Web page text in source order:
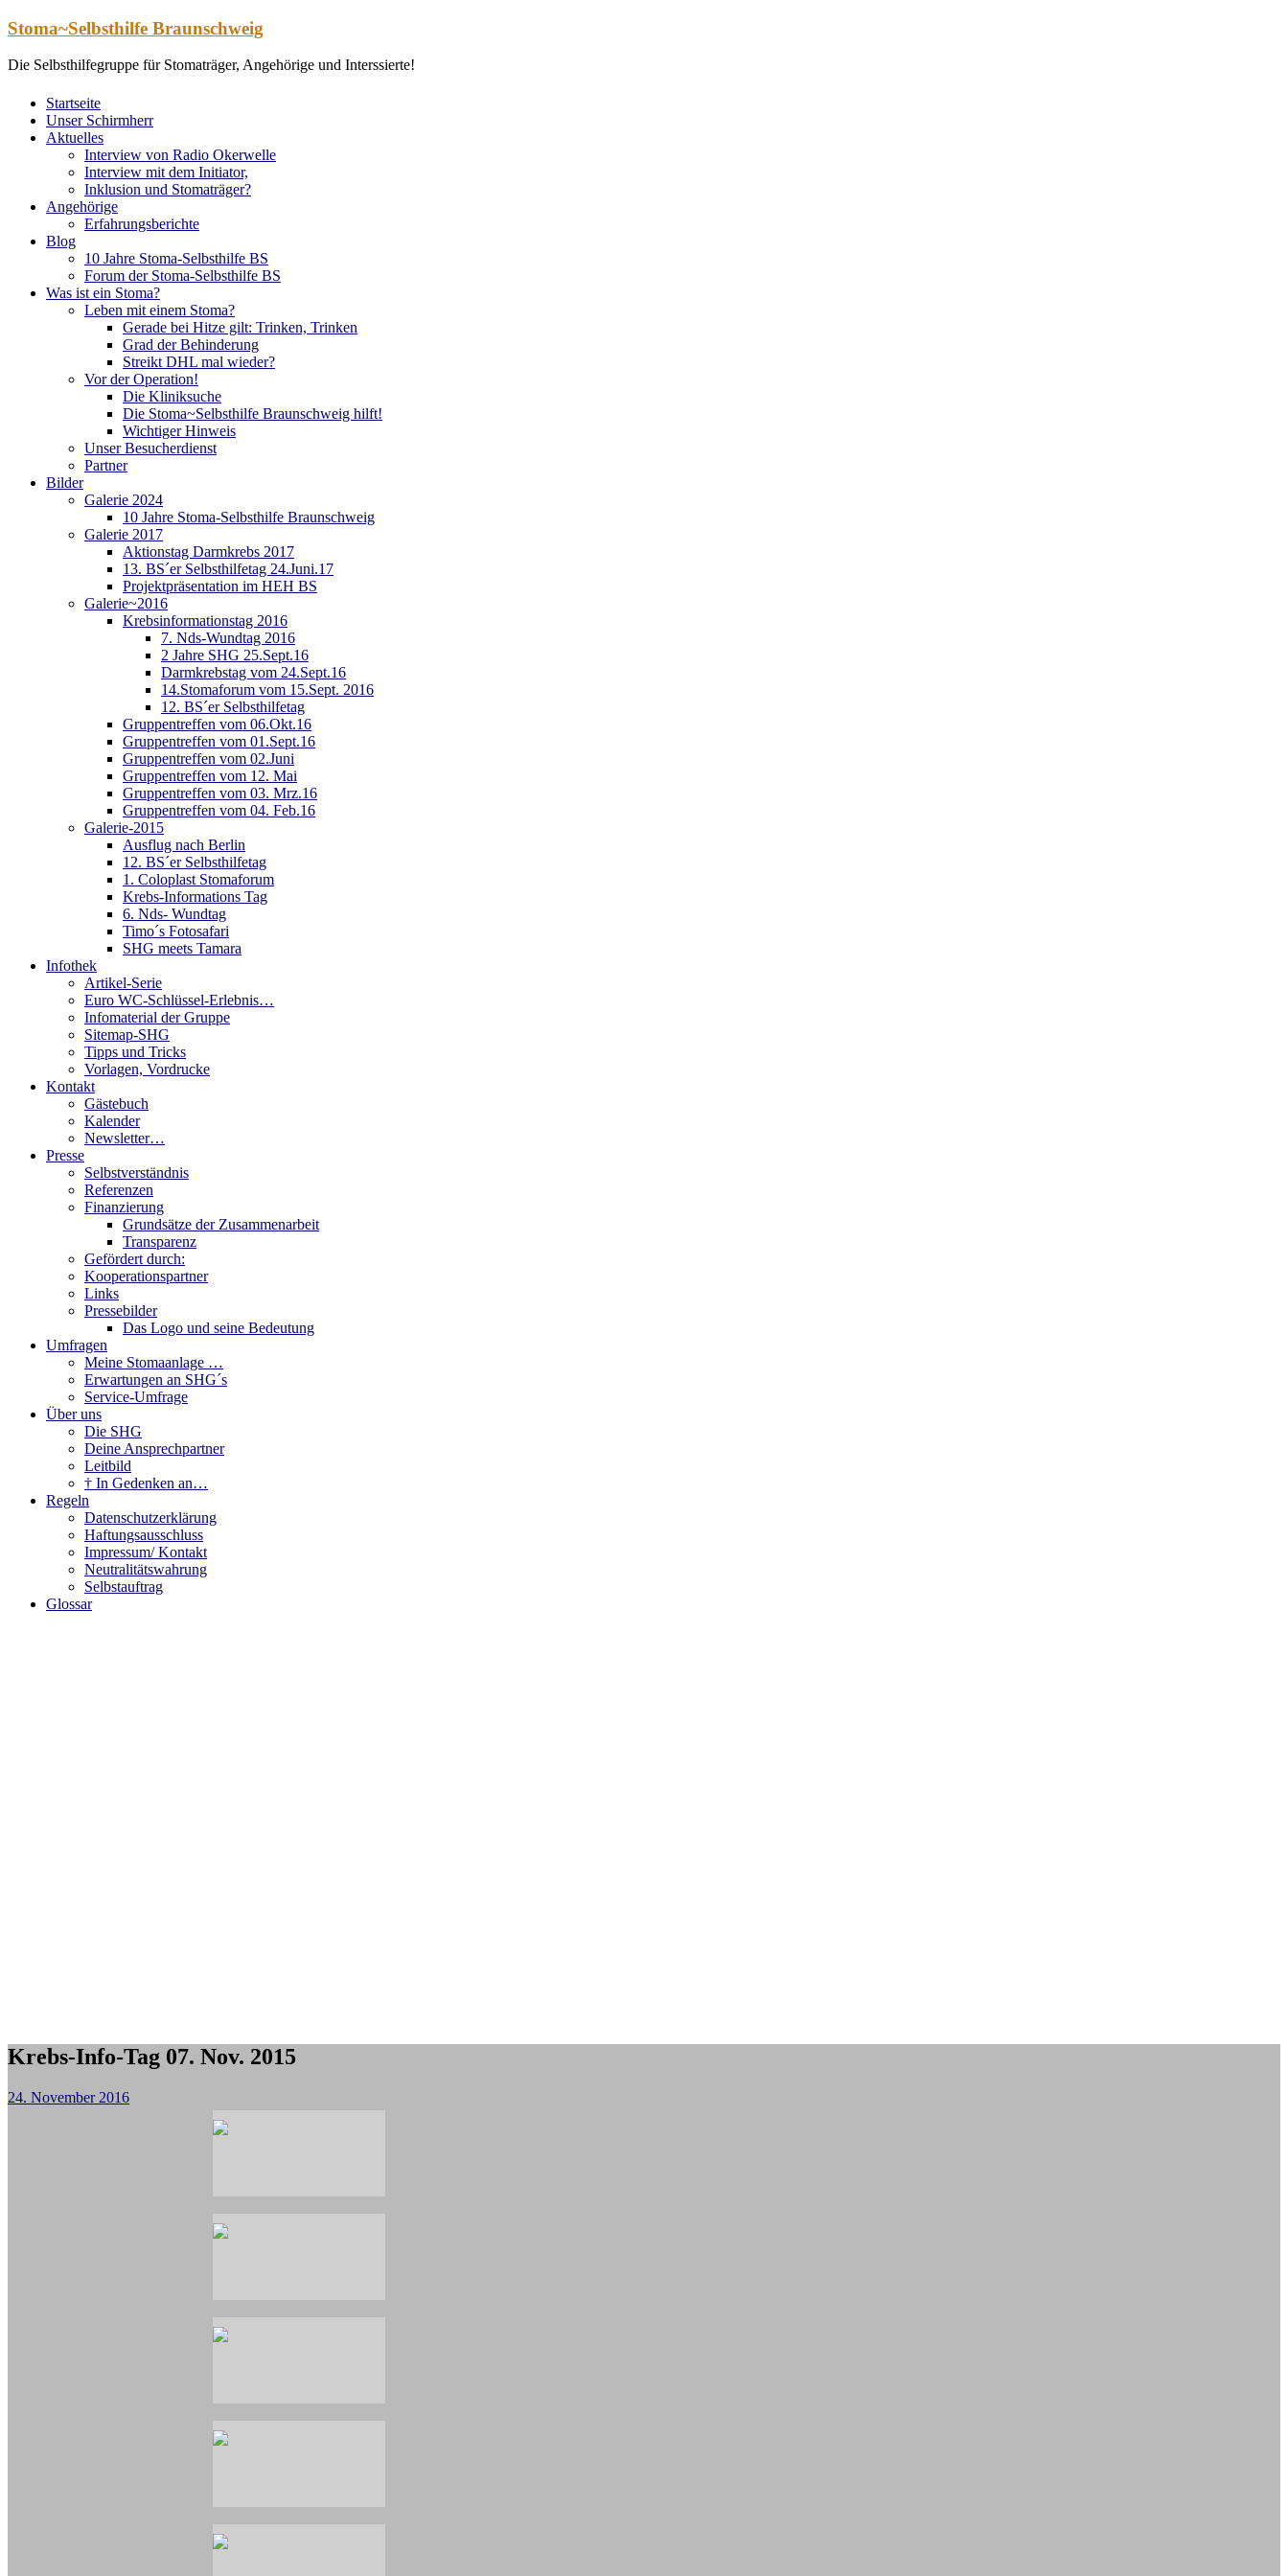
Zum
springen
Stoma~Selbsthilfe Braunschweig
Die Selbsthilfegruppe für Stomaträger, Angehörige und Interssierte!
Startseite
Unser Schirmherr
Aktuelles
Interview von Radio Okerwelle
Interview mit dem Initiator,
Inklusion und Stomaträger?
Angehörige
Erfahrungsberichte
Blog
10 Jahre Stoma-Selbsthilfe BS
Forum der Stoma-Selbsthilfe BS
Was ist ein Stoma?
Leben mit einem Stoma?
Gerade bei Hitze gilt: Trinken, Trinken
Grad der Behinderung
Streikt DHL mal wieder?
Vor der Operation!
Die Kliniksuche
Die Stoma~Selbsthilfe Braunschweig hilft!
Wichtiger Hinweis
Unser Besucherdienst
Partner
Bilder
Galerie 2024
10 Jahre Stoma-Selbsthilfe Braunschweig
Galerie 2017
Aktionstag Darmkrebs 2017
13. BS´er Selbsthilfetag 24.Juni.17
Projektpräsentation im HEH BS
Galerie~2016
Krebsinformationstag 2016
7. Nds-Wundtag 2016
2 Jahre SHG 25.Sept.16
Darmkrebstag vom 24.Sept.16
14.Stomaforum vom 15.Sept. 2016
12. BS´er Selbsthilfetag
Gruppentreffen vom 06.Okt.16
Gruppentreffen vom 01.Sept.16
Gruppentreffen vom 02.Juni
Gruppentreffen vom 12. Mai
Gruppentreffen vom 03. Mrz.16
Gruppentreffen vom 04. Feb.16
Galerie-2015
Ausflug nach Berlin
12. BS´er Selbsthilfetag
1. Coloplast Stomaforum
Krebs-Informations Tag
6. Nds- Wundtag
Timo´s Fotosafari
SHG meets Tamara
Infothek
Artikel-Serie
Euro WC-Schlüssel-Erlebnis…
Infomaterial der Gruppe
Sitemap-SHG
Tipps und Tricks
Vorlagen, Vordrucke
Kontakt
Gästebuch
Kalender
Newsletter…
Presse
Selbstverständnis
Referenzen
Finanzierung
Grundsätze der Zusammenarbeit
Transparenz
Gefördert durch:
Kooperationspartner
Links
Pressebilder
Das Logo und seine Bedeutung
Umfragen
Meine Stomaanlage …
Erwartungen an SHG´s
Service-Umfrage
Über uns
Die SHG
Deine Ansprechpartner
Leitbild
† In Gedenken an…
Regeln
Datenschutzerklärung
Haftungsausschluss
Impressum/ Kontakt
Neutralitätswahrung
Selbstauftrag
Glossar
Krebs-Info-Tag 07. Nov. 2015
24. November 2016